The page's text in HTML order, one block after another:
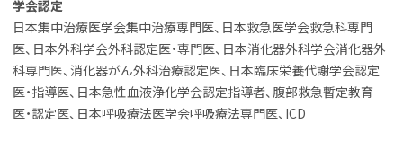
る
学会認定
日本集中治療医学会集中治療専門医、日本救急医学会救急科専門
医、日本外科学会外科認定医・専門医、日本消化器外科学会消化器外
科専門医、消化器がん外科治療認定医、日本臨床栄養代謝学会認定
医・指導医、日本急性血液浄化学会認定指導者、腹部救急暫定教育
医・認定医、日本呼吸療法医学会呼吸療法専門医、ICD